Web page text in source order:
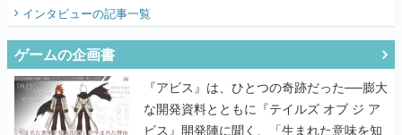
てみた
インタビューの記事一覧
ゲームの企画書
『アビス』は、ひとつの奇跡だった──膨大
な開発資料とともに『テイルズ オブ ジ ア
ビス』開発陣に聞く、「生まれた意味を知